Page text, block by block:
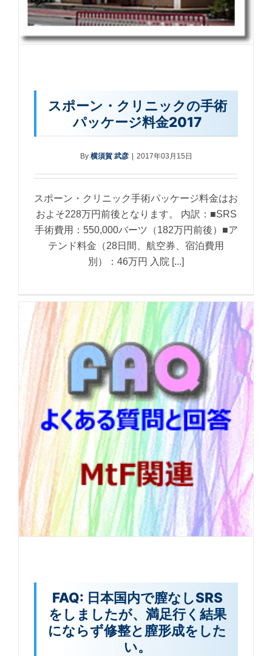
スポーン・クリニックの手術
パッケージ料金2017
By 横須賀 武彦 | 2017年03月15日
スポーン・クリニック手術パッケージ料金はお
およそ228万円前後となります。 内訳：■SRS
手術費用：550,000バーツ（182万円前後）■ア
テンド料金（28日間、航空券、宿泊費用
別）：46万円 入院 [...]
FAQ: 日本国内で膣なしSRS
をしましたが、満足行く結果
にならず修整と膣形成をした
い。